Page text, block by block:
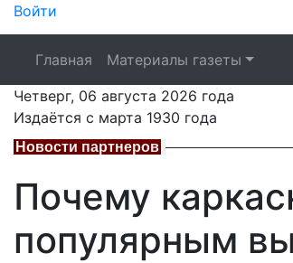
Войти
Главная Материалы газеты
Четверг, 06 августа 2026 года
Издаётся с марта 1930 года
Новости партнеров
Почему
популярным